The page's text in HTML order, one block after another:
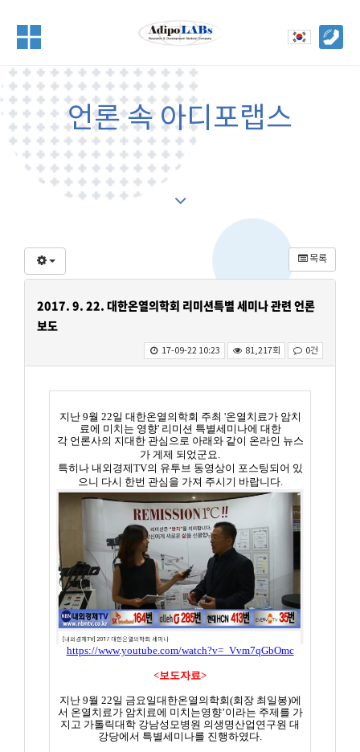
언론 속 아디포랩스
목록
2017. 9. 22. 대한온열의학회 리미션특별 세미나 관련 언론
보도
17-09-22 10:23 81,217회 0건
지난9월 22일 대한온열의학회 주최 '온열치료가 암치
료에 미치는 영향' 리미션 특별세미나에 대한
각 언론사의 지대한 관심으로 아래와 같이 온라인 뉴스
가 게제 되었군요.
특히나 내외경제TV의 유투브 동영상이 포스팅되어 있
으니 다시 한번 관심을 가져 주시기 바랍니다.
https://www.youtube.com/watch?v=_Vvm7qGbOmc
<보도자료>
지난9월 22일 금요일대한온열의학회(회장 최일봉)에
서 온열치료가 암치료에 미치는영향’이라는 주제를 가
지고 가톨릭대학 강남성모병원 의생명산업연구원 대
강당에서 특별세미나를 진행하였다.